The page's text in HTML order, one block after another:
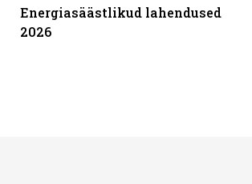
Energiasäästlikud lahendused
2026